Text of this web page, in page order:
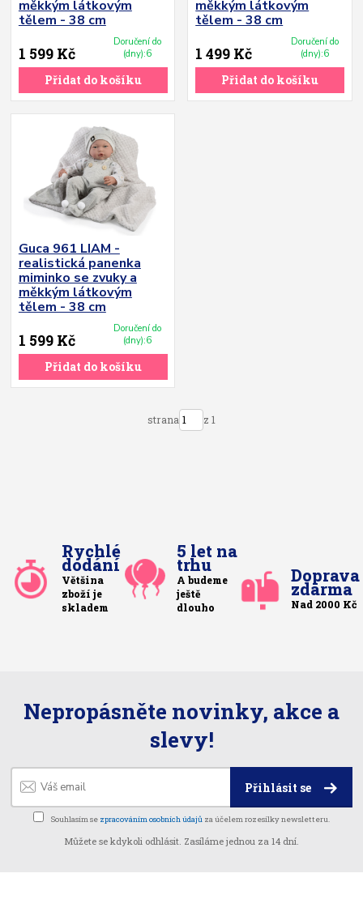
měkkým látkovým
tělem - 38 cm
1 599 Kč
Doručení do
(dny):6
Přidat do košíku
měkkým látkovým
tělem - 38 cm
1 499 Kč
Doručení do
(dny):6
Přidat do košíku
Guca 961 LIAM -
realistická panenka
miminko se zvuky a
měkkým látkovým
tělem - 38 cm
1 599 Kč
Doručení do
(dny):6
Přidat do košíku
strana z 1
Rychlé
dodání
Většina
zboží je
skladem
5 let na
trhu
A budeme
ještě
dlouho
Doprava
zdarma
Nad 2000 Kč
Nepropásněte novinky, akce a
slevy!
Přihlásit se
Souhlasím se zpracováním osobních údajů za účelem rozesílky newsletteru.
Můžete se kdykoli odhlásit. Zasíláme jednou za 14 dní.